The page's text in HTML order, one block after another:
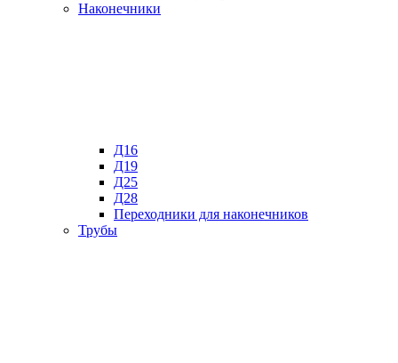
Наконечники
Д16
Д19
Д25
Д28
Переходники для наконечников
Трубы